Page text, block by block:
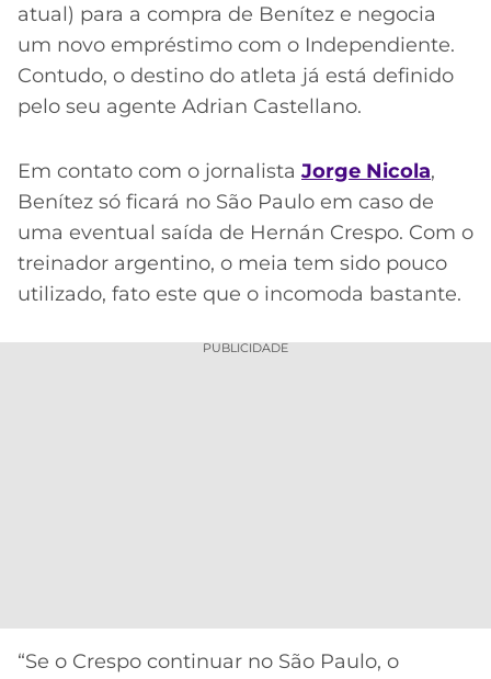
CRUZEIRO
atual) para a compra de Benítez e negocia
um novo empréstimo com o Independiente.
Contudo, o destino do atleta já está definido
pelo seu agente Adrian Castellano.
Em contato com o jornalista Jorge Nicola,
Benítez só ficará no São Paulo em caso de
uma eventual saída de Hernán Crespo. Com o
treinador argentino, o meia tem sido pouco
utilizado, fato este que o incomoda bastante.
PUBLICIDADE
“Se o Crespo continuar no São Paulo, o